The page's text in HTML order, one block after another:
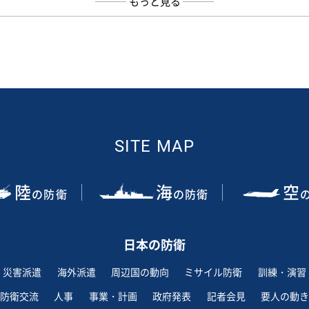
SITE MAP
陸の防衛 海の防衛 空
日本の防衛
災害派遣 海外派遣 周辺国の動向 ミサイル防衛
訓練・演習
防衛交流
人事 事業・計画 政府発表 記者会見 要人の動き